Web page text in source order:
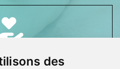
des
une différence